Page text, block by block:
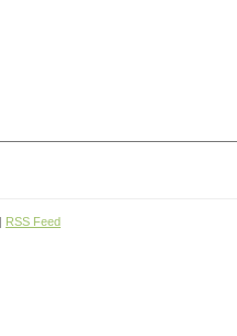
RSS Feed